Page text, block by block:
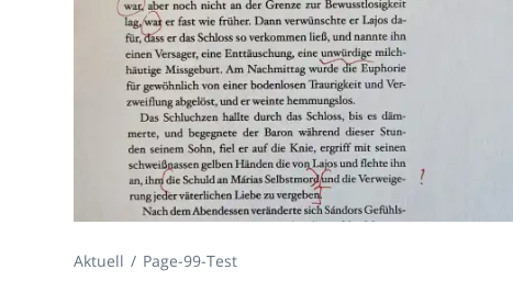
Aktuell Page-99-Test